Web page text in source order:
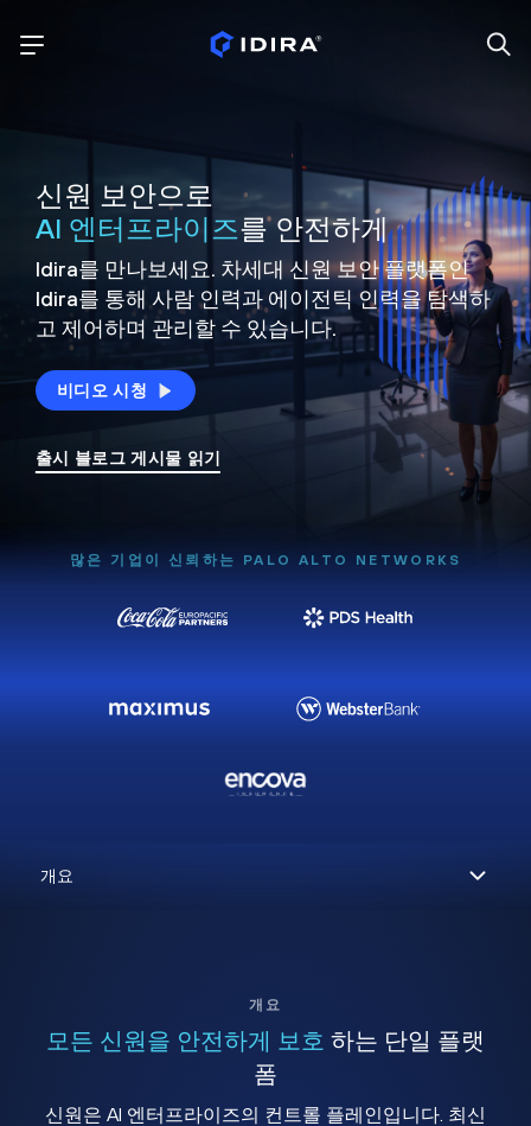
신원 보안으로
AI 엔터프라이즈를 안전하게
Idira를 만나보세요. 차세대 신원보안 플랫폼인
Idira를 통해 사람 인력과 에이전틱 인력을탐색하
고 제어하며 관리할 수 있습니다.
비디오 시청
출시 블로그 게시물 읽기
많은 기업이 신뢰하는 PALO ALTO NETWORKS
개요
모든 신원을 안전하게 보호 하는 단일 플랫
폼
신원은 AI 엔터프라이즈의 컨트롤 플레인입니다. 최신